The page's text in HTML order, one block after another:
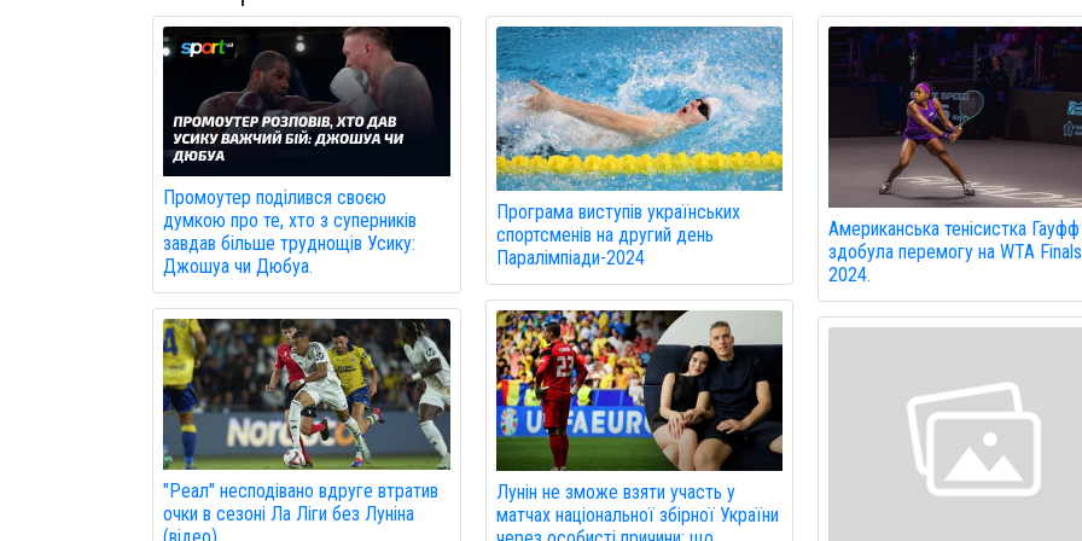
Промоутер поділився своєю
думкою про те, хто з суперників
завдав більше труднощів Усику:
Джошуа чи Дюбуа.
"Реал" несподівано вдруге втратив
очки в сезоні Ла Ліги без Луніна
Програма виступів українських
спортсменів на другий день
Паралімпіади-2024
Лунін не зможе взяти участь у
матчах національної збірної України
Американська тенісистка Гауфф
здобула перемогу на WTA
2024.